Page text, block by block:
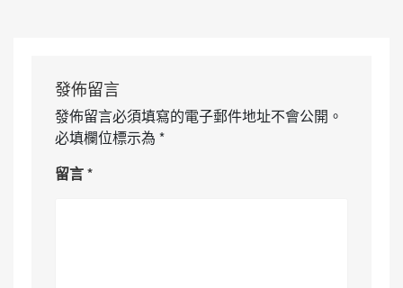
發佈留言
發佈留言必須填寫的電子郵件地址不會公開。
必填欄位標示為 *
留言*